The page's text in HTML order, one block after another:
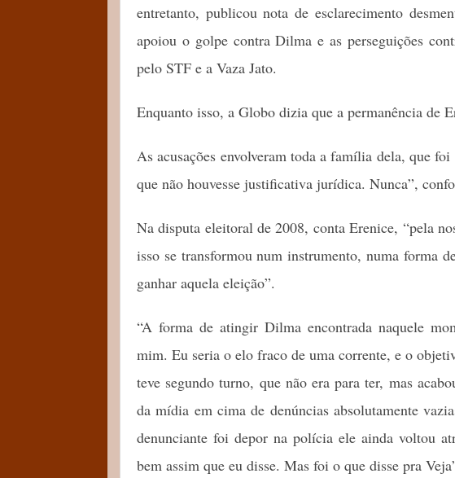
entretanto, publicou nota de esclarecimento
apoiou o golpe contra Dilma e as perseguições
pelo STF e a Vaza Jato.
Enquanto isso, a Globo dizia que a permanência de
As acusações envolveram toda a família dela, que
que não houvesse justificativa jurídica. Nunca”,
Na disputa eleitoral de 2008, conta Erenice, “pela
isso se transformou num instrumento, numa forma
ganhar aquela eleição”.
“A forma de atingir Dilma encontrada naquele
mim. Eu seria o elo fraco de uma corrente, e o
teve segundo turno, que não era para ter, mas
da mídia em cima de denúncias absolutamente
denunciante foi depor na polícia ele ainda voltou
bem assim que eu disse. Mas foi o que disse pra